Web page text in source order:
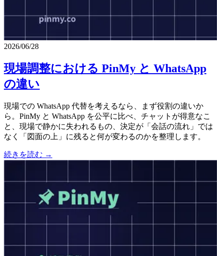
2026/06/28
現場調整における PinMy と WhatsApp
の違い
現場での WhatsApp 代替を考えるなら、まず役割の違いか
ら。PinMy と WhatsApp を公平に比べ、チャットが得意なこ
と、現場で静かに失われるもの、決定が「会話の流れ」では
なく「図面の上」に残ると何が変わるのかを整理します。
続きを読む →